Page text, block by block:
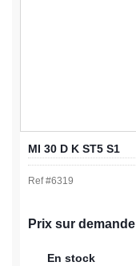
MI 30 D K ST5 S1
Ref #6319
Prix sur demande
En stock